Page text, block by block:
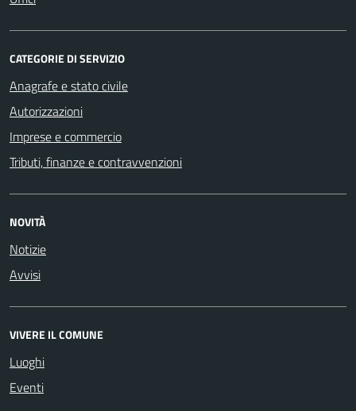
CATEGORIE DI SERVIZIO
Anagrafe e stato civile
Autorizzazioni
Imprese e commercio
Tributi, finanze e contravvenzioni
NOVITÀ
Notizie
Avvisi
VIVERE IL COMUNE
Luoghi
Eventi